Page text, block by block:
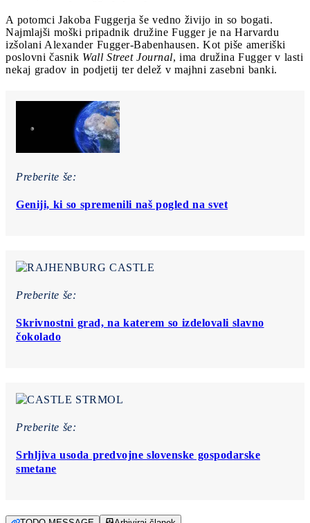
A potomci Jakoba Fuggerja še vedno živijo in so bogati.
Najmlajši moški pripadnik družine Fugger je na Harvardu
izšolani Alexander Fugger-Babenhausen. Kot piše ameriški
poslovni časnik Wall Street Journal, ima družina Fugger v lasti
nekaj gradov in podjetij ter delež v majhni zasebni banki.
Preberite še:
Geniji, ki so spremenili naš pogled na svet
Preberite še:
Skrivnostni grad, na katerem so izdelovali slavno
čokolado
Preberite še:
Srhljiva usoda predvojne slovenske gospodarske
smetane